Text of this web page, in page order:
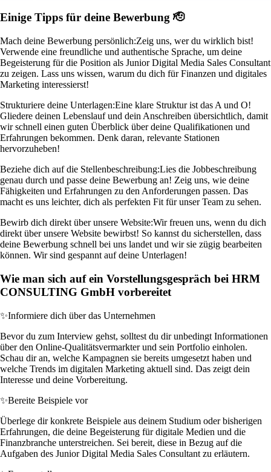
Einige Tipps für deine Bewerbung 🫡
Mach deine Bewerbung persönlich:Zeig uns, wer du wirklich bist!
Verwende eine freundliche und authentische Sprache, um deine
Begeisterung für die Position als Junior Digital Media Sales Consultant
zu zeigen. Lass uns wissen, warum du dich für Finanzen und digitales
Marketing interessierst!
Strukturiere deine Unterlagen:Eine klare Struktur ist das A und O!
Gliedere deinen Lebenslauf und dein Anschreiben übersichtlich, damit
wir schnell einen guten Überblick über deine Qualifikationen und
Erfahrungen bekommen. Denk daran, relevante Stationen
hervorzuheben!
Beziehe dich auf die Stellenbeschreibung:Lies die Jobbeschreibung
genau durch und passe deine Bewerbung an! Zeig uns, wie deine
Fähigkeiten und Erfahrungen zu den Anforderungen passen. Das
macht es uns leichter, dich als perfekten Fit für unser Team zu sehen.
Bewirb dich direkt über unsere Website:Wir freuen uns, wenn du dich
direkt über unsere Website bewirbst! So kannst du sicherstellen, dass
deine Bewerbung schnell bei uns landet und wir sie zügig bearbeiten
können. Wir sind gespannt auf deine Unterlagen!
Wie man sich auf ein Vorstellungsgespräch bei HRM
CONSULTING GmbH vorbereitet
✨Informiere dich über das Unternehmen
Bevor du zum Interview gehst, solltest du dir unbedingt Informationen
über den Online-Qualitätsvermarkter und sein Portfolio einholen.
Schau dir an, welche Kampagnen sie bereits umgesetzt haben und
welche Trends im digitalen Marketing aktuell sind. Das zeigt dein
Interesse und deine Vorbereitung.
✨Bereite Beispiele vor
Überlege dir konkrete Beispiele aus deinem Studium oder bisherigen
Erfahrungen, die deine Begeisterung für digitale Medien und die
Finanzbranche unterstreichen. Sei bereit, diese in Bezug auf die
Aufgaben des Junior Digital Media Sales Consultant zu erläutern.